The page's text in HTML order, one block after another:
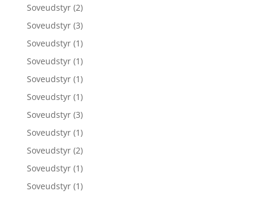
Soveudstyr (2)
Soveudstyr (3)
Soveudstyr (1)
Soveudstyr (1)
Soveudstyr (1)
Soveudstyr (1)
Soveudstyr (3)
Soveudstyr (1)
Soveudstyr (2)
Soveudstyr (1)
Soveudstyr (1)